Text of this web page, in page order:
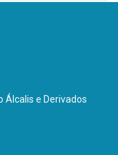
Álcalis e Derivados